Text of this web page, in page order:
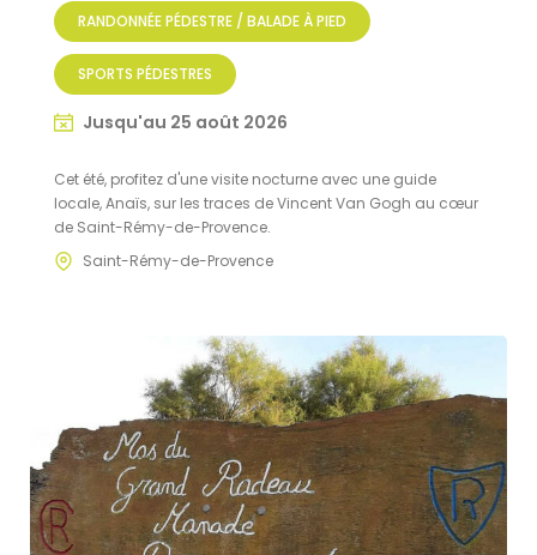
RANDONNÉE PÉDESTRE / BALADE À PIED
SPORTS PÉDESTRES
Jusqu'au 25 août 2026
Cet été, profitez d'une visite nocturne avec une guide
locale, Anaïs, sur les traces de Vincent Van Gogh au cœur
de Saint-Rémy-de-Provence.
Saint-Rémy-de-Provence